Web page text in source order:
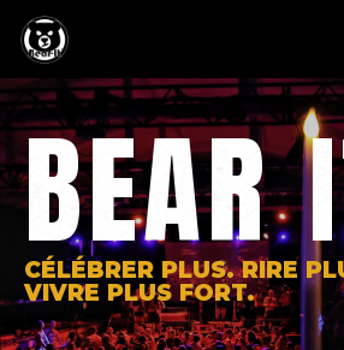
BEAR
CÉLÉBRER PLUS. RIRE
VIVRE PLUS FORT.